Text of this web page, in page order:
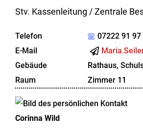
Stv. Kassenleitung / Zentrale
Telefon
07222 91 97
E-Mail
Gebäude
Rathaus,
Raum
Zimmer 11
Corinna Wild